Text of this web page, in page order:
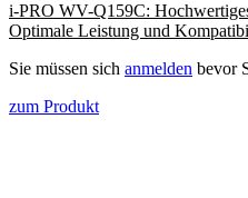
i-PRO WV-Q159C:
Optimale Leistung und
Sie müssen sich anmelden bevor
zum Produkt